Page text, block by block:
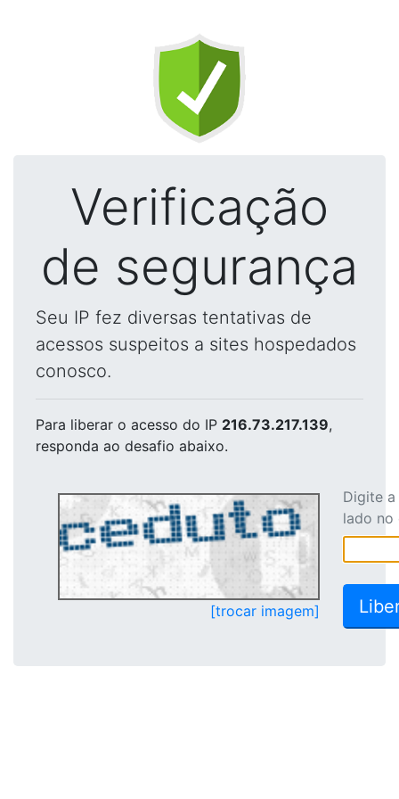
Verificação
de segurança
Seu IP fez diversas tentativas de
acessos suspeitos a sites hospedados
conosco.
Para liberar o acesso do IP 216.73.217.139,
responda ao desafio abaixo.
[trocar imagem]
Digite
lado no